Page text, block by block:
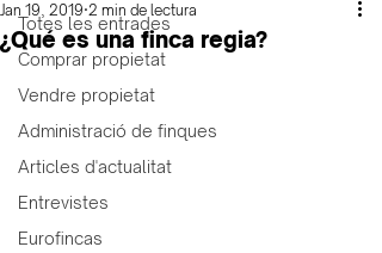
Totes les entrades
Comprar propietat
Vendre propietat
Administració de finques
Articles d'actualitat
Entrevistes
Eurofincas
¿Qué es una finca regia?
Jan 19, 2019 2 min de lectura